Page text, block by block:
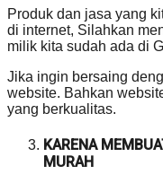
Produk dan jasa yang
di internet, Silahkan
milik kita sudah ada di
Jika ingin bersaing
website. Bahkan
yang berkualitas.
KARENA
MURAH